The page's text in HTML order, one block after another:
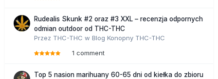
Rudealis Skunk #2 oraz #3 XXL – recenzja odpornych
odmian outdoor od THC-THC
Przez THC-THC w Blog Konopny THC-THC
1 comment
Top 5 nasion marihuany 60-65 dni od kiełka do zbioru